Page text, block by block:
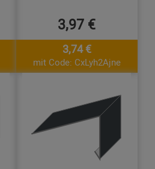
3,97 €
3,74 €
mit Code: CxLyh2Ajne